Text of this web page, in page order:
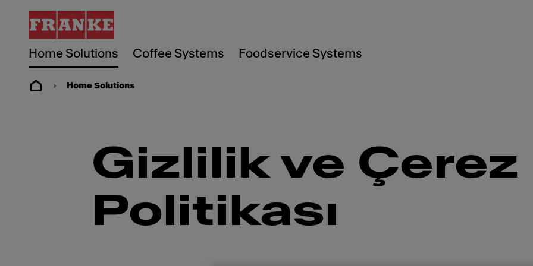
Home Solutions Coffee Systems Foodservice Systems
Home Solutions
Gizlilik ve Çerez
Politikası